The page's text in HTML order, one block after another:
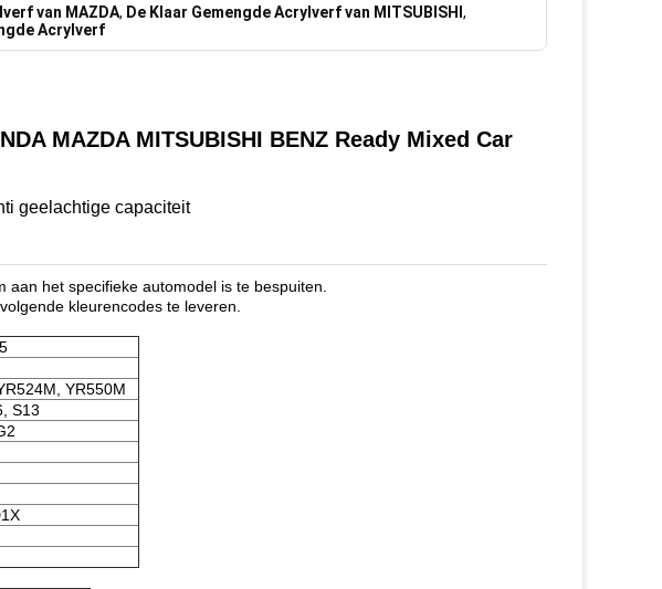
van MAZDA, De Klaar Gemengde Acrylverf van MITSUBISHI ,
Acrylverf
MAZDA MITSUBISHI BENZ Ready Mixed Car
geelachtige capaciteit
het specifieke automodel is te bespuiten.
kleurencodes te leveren.
YR550M
S13